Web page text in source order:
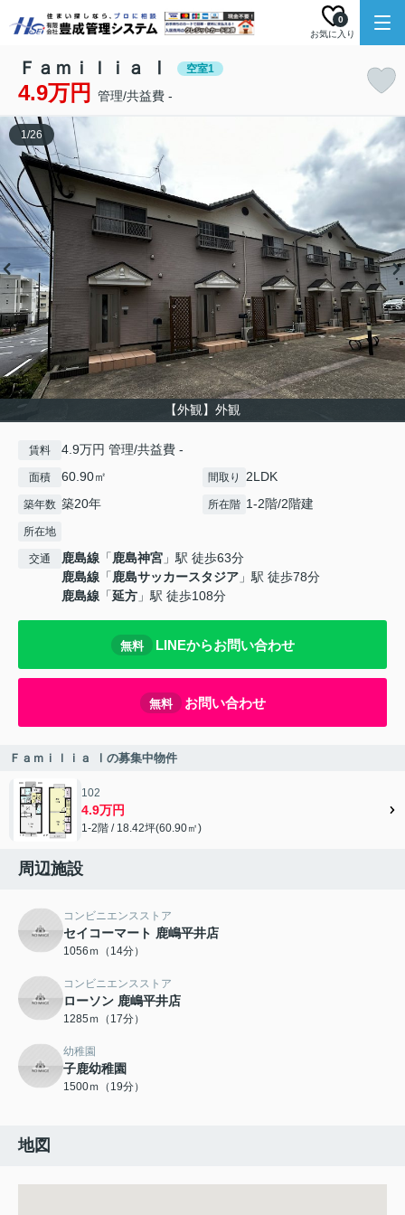
お気に入り
0
Ｆａｍｉｌｉａ Ⅰ 空室1
4.9万円 管理/共益費 -
【外観】外観
1/26
賃料 4.9万円 管理/共益費 -
面積 60.90㎡ 間取り 2LDK
築年数 築20年 所在階 1-2階/2階建
所在地
交通 鹿島線 「鹿島神宮 」駅 徒歩63分
鹿島線 「鹿島サッカースタジア 」駅 徒歩78分
鹿島線 「延方 」駅 徒歩108分
無料 LINEからお問い合わせ
無料 お問い合わせ
Ｆａｍｉｌｉａ Ⅰの募集中物件
102
4.9万円
1-2階 / 18.42坪(60.90㎡)
周辺施設
コンビニエンスストア
セイコーマート 鹿嶋平井店
1056ｍ（14分）
コンビニエンスストア
ローソン 鹿嶋平井店
1285ｍ（17分）
幼稚園
子鹿幼稚園
1500ｍ（19分）
地図